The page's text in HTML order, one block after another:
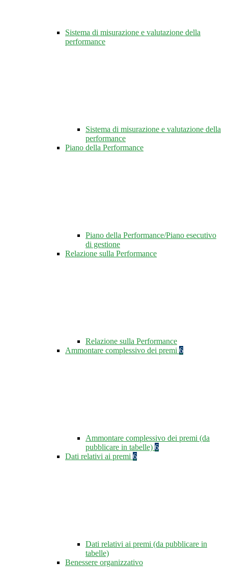
Sistema di misurazione e valutazione della
performance
Sistema di misurazione e valutazione della
performance
Piano della Performance
Piano della Performance/Piano esecutivo
di gestione
Relazione sulla Performance
Relazione sulla Performance
Ammontare complessivo dei premi 6
Ammontare complessivo dei premi (da
pubblicare in tabelle) 6
Dati relativi ai premi 6
Dati relativi ai premi (da pubblicare in
tabelle)
Benessere organizzativo